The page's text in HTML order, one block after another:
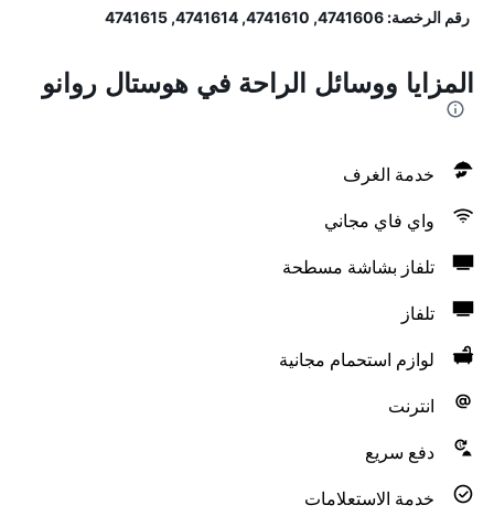
رقم الرخصة: 4741606, 4741610, 4741614, 4741615
المزايا ووسائل الراحة في هوستال روانو
خدمة الغرف
واي فاي مجاني
تلفاز بشاشة مسطحة
تلفاز
لوازم استحمام مجانية
انترنت
دفع سريع
خدمة الاستعلامات